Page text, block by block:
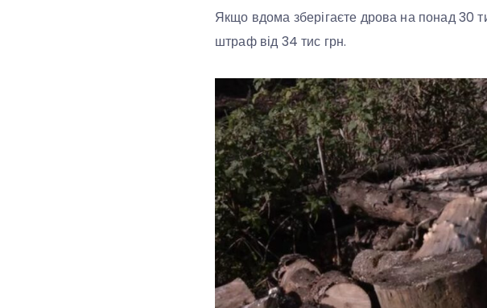
Якщо вдома зберігаєте дрова на понад 30
штраф від 34 тис грн.